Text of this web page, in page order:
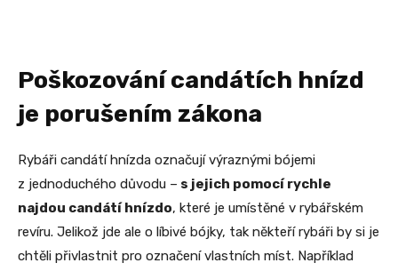
Poškozování candátích hnízd
je porušením zákona
Rybáři candátí hnízda označují výraznými bójemi
z jednoduchého důvodu – s jejich pomocí rychle
najdou candátí hnízdo, které je umístěné v rybářském
revíru. Jelikož jde ale o líbivé bójky, tak někteří rybáři by si je
chtěli přivlastnit pro označení vlastních míst. Například